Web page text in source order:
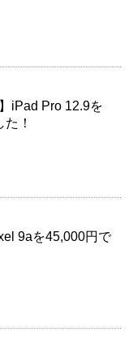
iPad Pro 12.9を
！
9aを45,000円で